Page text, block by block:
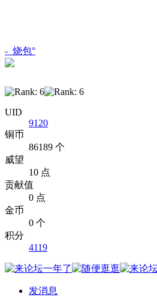
-_烧包°
UID
9120
铜币
86189 个
威望
10 点
贡献值
0 点
金币
0 个
积分
4119
发消息